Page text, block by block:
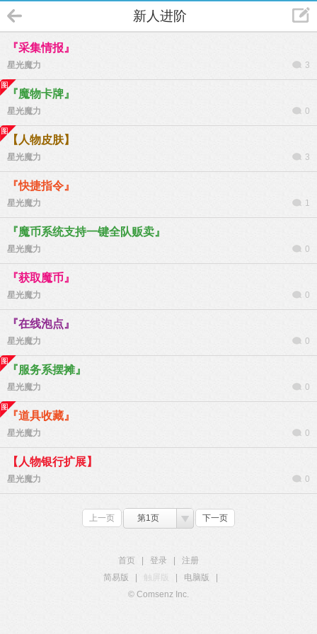
新人进阶
『采集情报』
星光魔力 3
『魔物卡牌』
星光魔力 0
【人物皮肤】
星光魔力 3
『快捷指令』
星光魔力 1
『魔币系统支持一键全队贩卖』
星光魔力 0
『获取魔币』
星光魔力 0
『在线泡点』
星光魔力 0
『服务系摆摊』
星光魔力 0
『道具收藏』
星光魔力 0
【人物银行扩展】
星光魔力 0
上一页 第1页 下一页
首页 登录
注册
简易版
触屏版 电脑版
© Comsenz Inc.